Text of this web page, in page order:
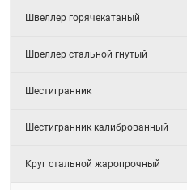
Швеллер горячекатаный
Швеллер стальной гнутый
Шестигранник
Шестигранник калиброванный
Круг стальной жаропрочный